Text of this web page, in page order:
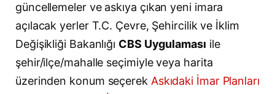
güncellemeler ve askıya çıkan yeni imara
açılacak yerler T.C. Çevre, Şehircilik ve İklim
Değişikliği Bakanlığı CBS Uygulaması ile
şehir/ilçe/mahalle seçimiyle veya harita
üzerinden konum seçerek Askıdaki İmar Planları